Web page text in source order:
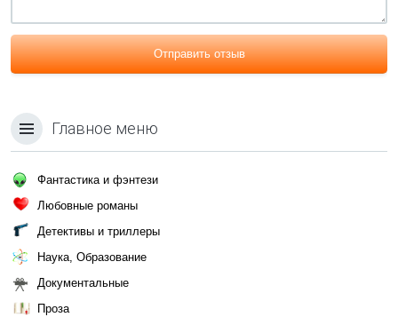
Отправить отзыв
Главное меню
Фантастика и фэнтези
Любовные романы
Детективы и триллеры
Наука, Образование
Документальные
Проза